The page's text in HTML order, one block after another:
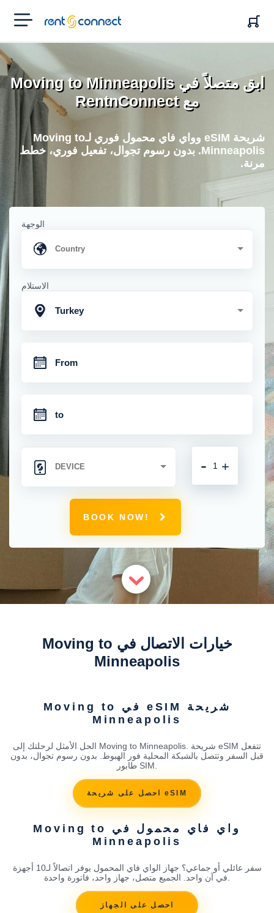
RENT'N
CONNECT
ابق متصلاً في Moving to Minneapolis
مع RentnConnect
شريحة eSIM وواي فاي محمول فوري لـMoving to
Minneapolis. بدون رسوم تجوال، تفعيل فوري، خطط
مرنة.
الوجهة
الاستلام
Turkey
+
-
BOOK NOW!
خيارات الاتصال في Moving to
Minneapolis
شريحة eSIM في Moving to
Minneapolis
الحل الأمثل لرحلتك إلى Moving to Minneapolis. شريحة eSIM تتفعل
قبل السفر وتتصل بالشبكة المحلية فور الهبوط. بدون رسوم تجوال، بدون
طابور SIM.
احصل على شريحة eSIM
واي فاي محمول في Moving to
Minneapolis
سفر عائلي أو جماعي؟ جهاز الواي فاي المحمول يوفر اتصالاً لـ10 أجهزة
احصل على الجهاز